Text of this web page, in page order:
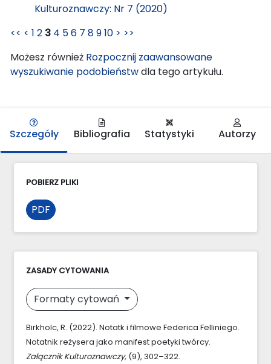
Kulturoznawczy: Nr 7 (2020)
<< < 1 2 3 4 56 7 8910 > >>
Możesz również Rozpocznij zaawansowane
wyszukiwanie podobieństwdla tego artykułu.
Szczegóły Bibliografia Statystyki Autorzy
POBIERZ PLIKI
PDF
ZASADY CYTOWANIA
Formaty cytowań
Birkholc, R. (2022). Notatk i filmowe Federica Felliniego.
Notatnik reżysera jako manifest poetyki twórcy.
Załącznik Kulturoznawczy, (9), 302–322.